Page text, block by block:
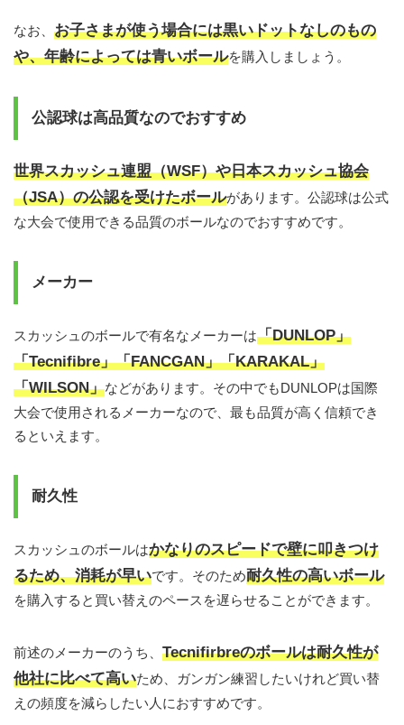
なお、 お子さまが使う場合には黒いドットなしのもの
や、年齢によっては青いボールを購入しましょう。
公認球は高品質なのでおすすめ
世界スカッシュ連盟（WSF）や日本スカッシュ協会
（JSA）の公認を受けたボールがあります。公認球は公式
な大会で使用できる品質のボールなのでおすすめです。
メーカー
スカッシュのボールで有名なメーカーは「DUNLOP」
「Tecnifibre」「FANCGAN」「KARAKAL」
「WILSON」などがあります。その中でもDUNLOPは国際
大会で使用されるメーカーなので、最も品質が高く信頼でき
るといえます。
耐久性
スカッシュのボールはかなりのスピードで壁に叩きつけ
るため、消耗が早いです。そのため耐久性の高いボール
を購入すると買い替えのペースを遅らせることができます。
前述のメーカーのうち、 Tecnifirbreのボールは耐久性が
他社に比べて高いため、ガンガン練習したいけれど買い替
えの頻度を減らしたい人におすすめです。